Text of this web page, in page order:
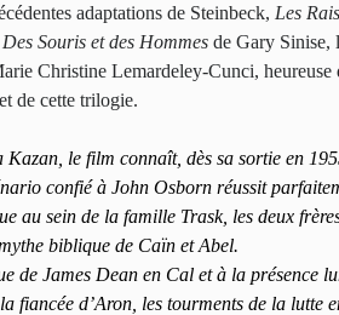
adaptations de Steinbeck, Les
Des Souris et des Hommes de Gary Sinise,
Christine Lemardeley-Cunci, heureuse
de cette trilogie.
le film connaît, dès sa sortie en
confié à John Osborn réussit
au sein de la famille Trask, les deux
biblique de Caïn et Abel.
de James Dean en Cal et à la présence
fiancée d’Aron, les tourments de la lutte